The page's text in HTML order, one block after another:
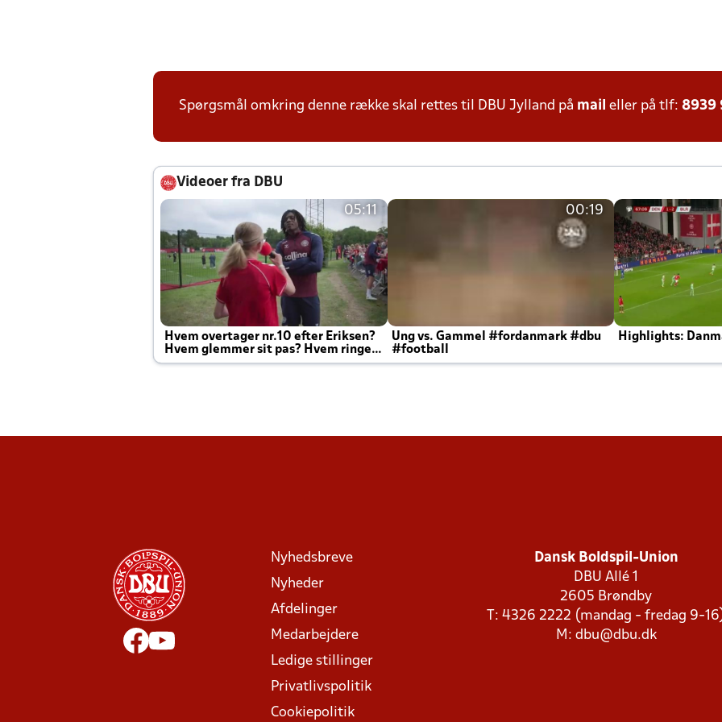
Spørgsmål omkring denne række skal rettes til DBU Jylland på mail eller på tlf: 8939
Videoer fra DBU
05:11
Hvem overtager nr.10 efter Eriksen?
Hvem glemmer sit pas? Hvem ringer
Joachim altid til efter kampe?
00:19
Ung vs. Gammel #fordanmark #dbu
#football
Highlights:
Nyhedsbreve
Nyheder
Afdelinger
Medarbejdere
Ledige stillinger
Privatlivspolitik
Cookiepolitik
Dansk Boldspil-Union
DBU Allé 1
2605 Brøndby
T: 4326 2222 (mandag - fredag 9-
M: dbu@dbu.dk